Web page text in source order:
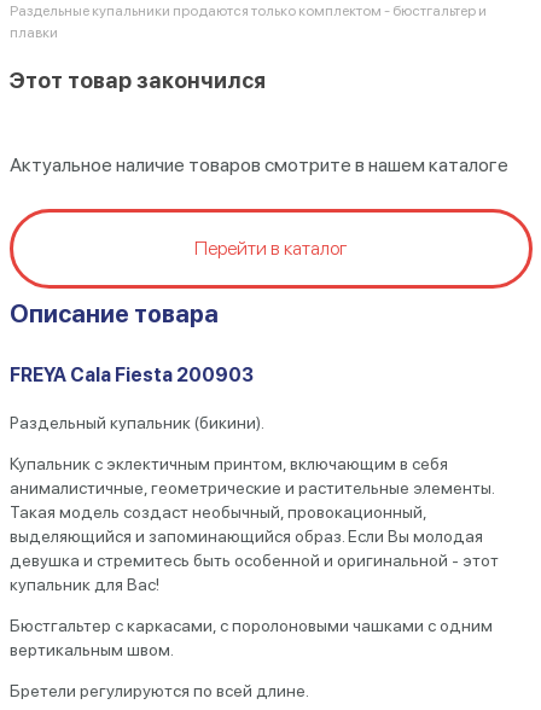
Раздельные купальники продаются только комплектом - бюстгальтер и
плавки
Этот товар закончился
Актуальное наличие товаров смотрите в нашем каталоге
Перейти в каталог
Описание товара
FREYA Cala Fiesta 200903
Раздельный купальник (бикини).
Купальник с эклектичным принтом, включающим в себя
анималистичные, геометрические и растительные элементы.
Такая модель создаст необычный, провокационный,
выделяющийся и запоминающийся образ. Если Вы молодая
девушка и стремитесь быть особенной и оригинальной - этот
купальник для Вас!
Бюстгальтер с каркасами, с поролоновыми чашками с одним
вертикальным швом.
Бретели регулируются по всей длине.